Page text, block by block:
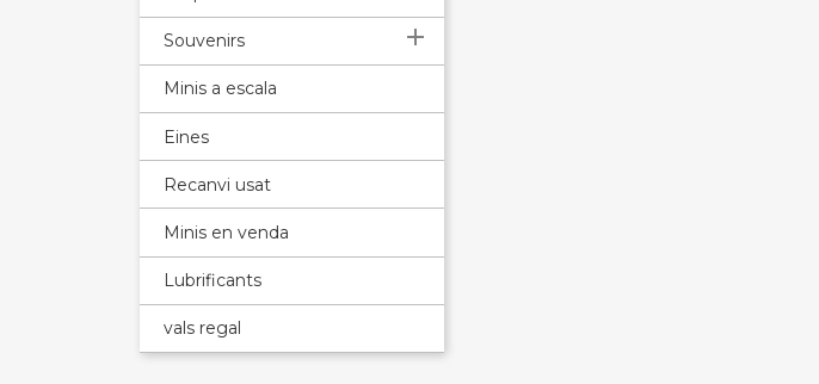
Souvenirs 
Minis a escala
Eines
Recanvi usat
Minis en venda
Lubrificants
vals regal